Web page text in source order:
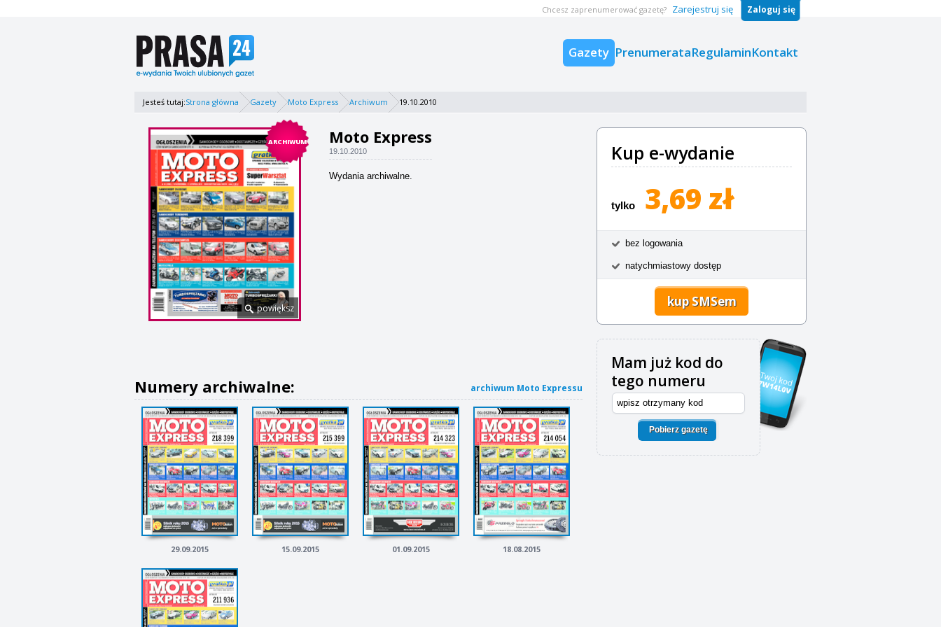
Gazety PrenumerataRegulaminKontakt
Chcesz zaprenumerować gazetę? Zarejestruj się Zaloguj się
Jesteś tutaj:Strona główna Gazety Moto Express Archiwum 19.10.2010
ARCHIWUM
powiększ
Moto Express
19.10.2010
Wydania archiwalne.
Kup e-wydanie
tylko 3,69 zł
bez logowania
natychmiastowy dostęp
kup SMSem
Mam już kod do
tego numeru
Pobierz gazetę
Numery archiwalne: archiwum Moto Expressu
29.09.2015 15.09.2015 01.09.2015 18.08.2015